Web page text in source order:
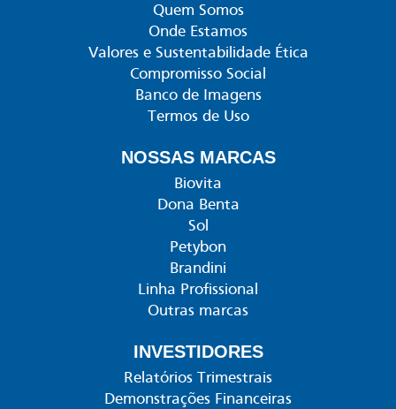
Quem Somos
Onde Estamos
Valores e Sustentabilidade Ética
Compromisso Social
Banco de Imagens
Termos de Uso
NOSSAS MARCAS
Biovita
Dona Benta
Sol
Petybon
Brandini
Linha Profissional
Outras marcas
INVESTIDORES
Relatórios Trimestrais
Demonstrações Financeiras